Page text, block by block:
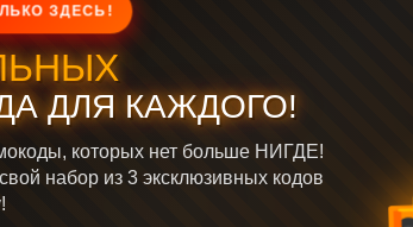
ЗДЕСЬ!
ДЛЯ КАЖДОГО!
которых нет больше НИГДЕ!
набор из 3 эксклюзивных кодов